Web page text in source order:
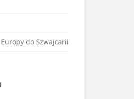
do Szwajcarii